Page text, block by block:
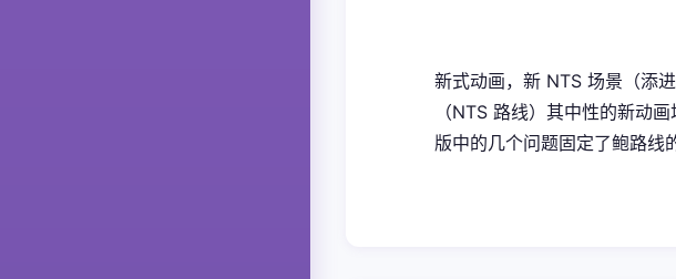
新式动画，新 NTS 场景（添
（NTS 路线）其中性的新动
版中的几个问题固定了鲍路线